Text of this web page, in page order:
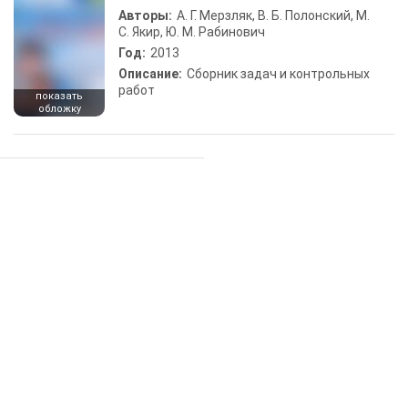
показать
обложку
Авторы: А. Г. Мерзляк, В. Б. Полонский, М.
С. Якир, Ю. М. Рабинович
Год: 2013
Описание: Сборник задач и контрольных
работ